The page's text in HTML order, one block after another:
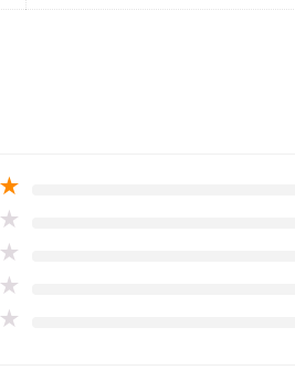
★
★
★
★
★